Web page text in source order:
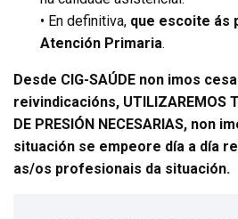
• En definitiva, que escoite ás
Atención Primaria.
Desde CIG-SAÚDE non imos
reivindicacións, UTILIZAREMOS
DE PRESIÓN NECESARIAS, non
situación se empeore día a día
as/os profesionais da situación.